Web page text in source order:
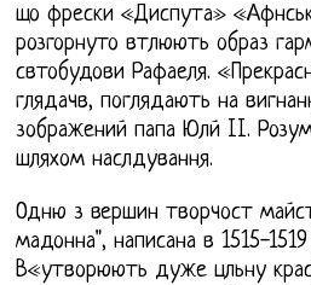
що фрески «Диспута»
розгорнуто втлюють образ
свтобудови Рафаеля.
глядачв, поглядають на
зображений папа Юлй II.
шляхом наслдування.
Одню з вершин творчост
мадонна", написана в 1515-
В«утворюють дуже цльну